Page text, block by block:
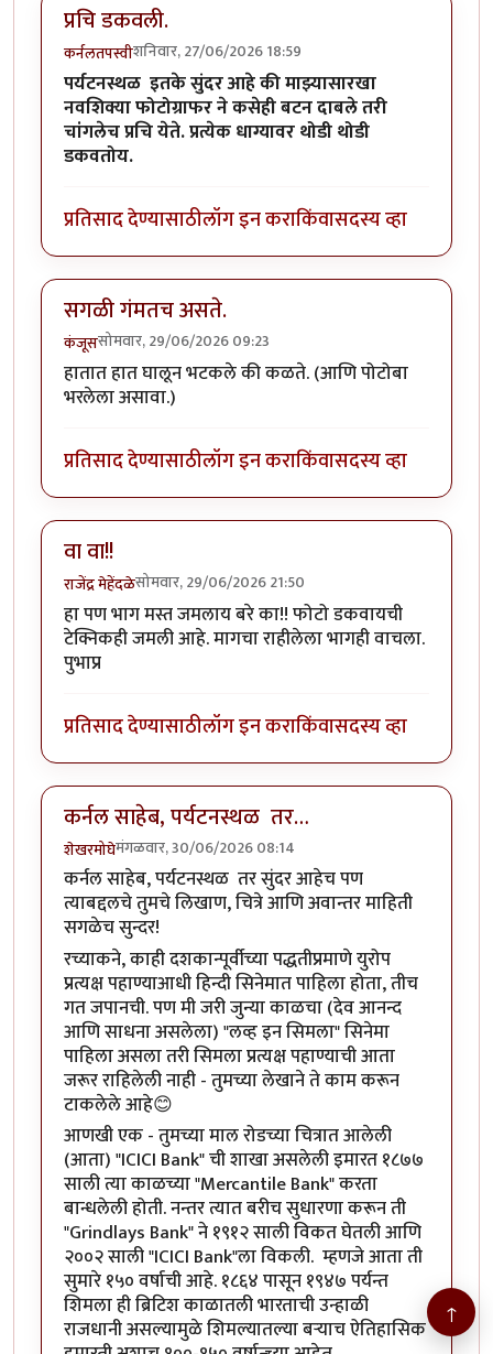
प्रचि डकवली.
कर्नलतपस्वीशनिवार, 27/06/2026 18:59
पर्यटनस्थळ इतके सुंदर आहे की माझ्यासारखा
नवशिक्या फोटोग्राफर ने कसेही बटन दाबले तरी
चांगलेच प्रचि येते. प्रत्येक धाग्यावर थोडी थोडी
डकवतोय.
प्रतिसाद देण्यासाठीलॉग इन कराकिंवासदस्य व्हा
सगळी गंमतच असते.
कंजूससोमवार, 29/06/2026 09:23
हातात हात घालून भटकले की कळते. (आणि पोटोबा
भरलेला असावा.)
प्रतिसाद देण्यासाठीलॉग इन कराकिंवासदस्य व्हा
वा वा!!
राजेंद्र मेहेंदळेसोमवार, 29/06/2026 21:50
हा पण भाग मस्त जमलाय बरे का!! फोटो डकवायची
टेक्निकही जमली आहे. मागचा राहीलेला भागही वाचला.
पुभाप्र
प्रतिसाद देण्यासाठीलॉग इन कराकिंवासदस्य व्हा
कर्नल साहेब, पर्यटनस्थळ तर…
शेखरमोघेमंगळवार, 30/06/2026 08:14
कर्नल साहेब, पर्यटनस्थळ तर सुंदर आहेच पण
त्याबद्दलचे तुमचे लिखाण, चित्रे आणि अवान्तर माहिती
सगळेच सुन्दर!
रच्याकने, काही दशकान्पूर्वीच्या पद्धतीप्रमाणे युरोप
प्रत्यक्ष पहाण्याआधी हिन्दी सिनेमात पाहिला होता, तीच
गत जपानची. पण मी जरी जुन्या काळचा (देव आनन्द
आणि साधना असलेला) "लव्ह इन सिमला" सिनेमा
पाहिला असला तरी सिमला प्रत्यक्ष पहाण्याची आता
जरूर राहिलेली नाही - तुमच्या लेखाने ते काम करून
टाकलेले आहे😊
आणखी एक - तुमच्या माल रोडच्या चित्रात आलेली
(आता) "ICICI Bank" ची शाखा असलेली इमारत १८७७
साली त्या काळच्या "Mercantile Bank" करता
बान्धलेली होती. नन्तर त्यात बरीच सुधारणा करून ती
"Grindlays Bank" ने १९१२ साली विकत घेतली आणि
२००२ साली "ICICI Bank"ला विकली. म्हणजे आता ती
सुमारे १५० वर्षाची आहे. १८६४ पासून १९४७ पर्यन्त
शिमला ही ब्रिटिश काळातली भारताची उन्हाळी
राजधानी असल्यामुळे शिमल्यातल्या बऱ्याच ऐतिहासिक
↑